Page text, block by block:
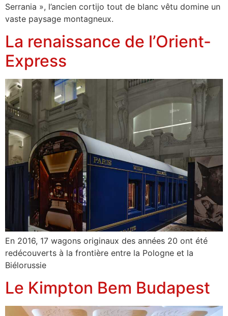
Serrania », l’ancien cortijo tout de blanc vêtu domine un
vaste paysage montagneux.
La renaissance de l’Orient-
Express
En 2016, 17 wagons originaux des années 20 ont été
redécouverts à la frontière entre la Pologne et la
Biélorussie
Le Kimpton Bem Budapest